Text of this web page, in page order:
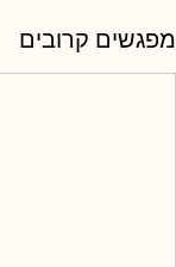
מפגשים קרובים